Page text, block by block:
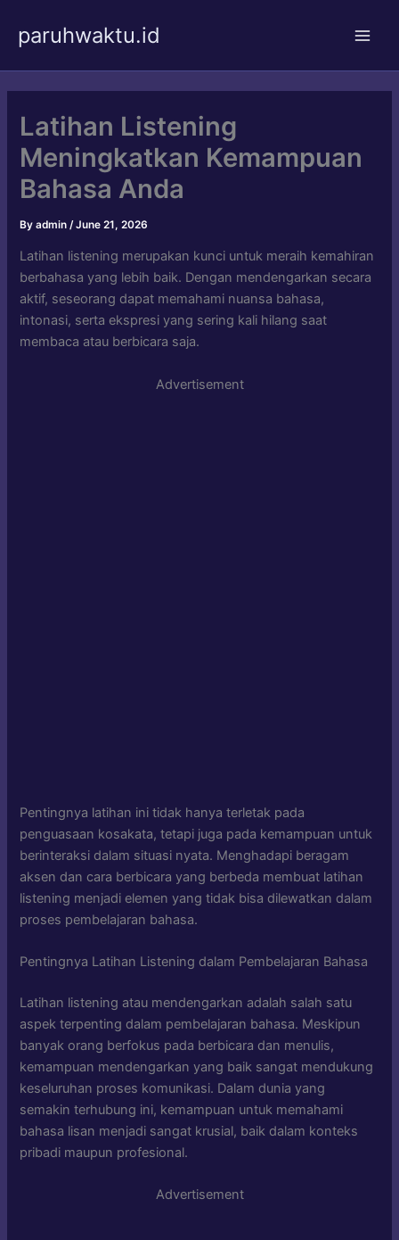
content
paruhwaktu.id
Latihan Listening
Meningkatkan Kemampuan
Bahasa Anda
Byadmin /June 21, 2026
Latihan listening merupakan kunci untuk meraih kemahiran
berbahasa yang lebih baik. Dengan mendengarkan secara
aktif, seseorang dapat memahami nuansa bahasa,
intonasi, serta ekspresi yang sering kali hilang saat
membaca atau berbicara saja.
Advertisement
Pentingnya latihan ini tidak hanya terletak pada
penguasaan kosakata, tetapi juga pada kemampuan untuk
berinteraksi dalam situasi nyata. Menghadapi beragam
aksen dan cara berbicara yang berbeda membuat latihan
listening menjadi elemen yang tidak bisa dilewatkan dalam
proses pembelajaran bahasa.
Pentingnya Latihan Listening dalam Pembelajaran Bahasa
Latihan listening atau mendengarkan adalah salah satu
aspek terpenting dalam pembelajaran bahasa. Meskipun
banyak orang berfokus pada berbicara dan menulis,
kemampuan mendengarkan yang baik sangat mendukung
keseluruhan proses komunikasi. Dalam dunia yang
semakin terhubung ini, kemampuan untuk memahami
bahasa lisan menjadi sangat krusial, baik dalam konteks
pribadi maupun profesional.
Advertisement